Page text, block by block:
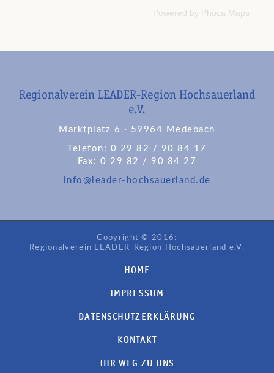
Powered by Phoca Maps
Regionalverein LEADER-Region Hochsauerland
e.V.
Marktplatz 6 · 59964 Medebach
Telefon: 0 29 82 / 90 84 17
Fax: 0 29 82 / 90 84 27
info@leader-hochsauerland.de
Copyright © 2016:
Regionalverein LEADER-Region Hochsauerland e.V.
HOME
IMPRESSUM
DATENSCHUTZERKLÄRUNG
KONTAKT
IHR WEG ZU UNS